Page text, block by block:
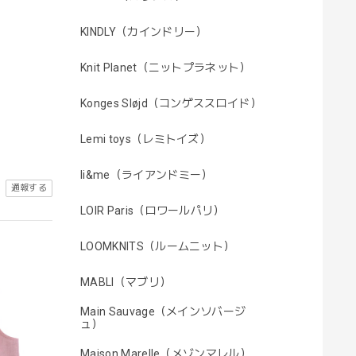
KINDLY（カインドリー）
Knit Planet（ニットプラネット）
Konges Sløjd（コンゲススロイド）
Lemi toys（レミトイズ）
li&me（ライアンドミー）
LOIR Paris（ロワールパリ）
LOOMKNITS（ルームニット）
MABLI（マブリ）
Main Sauvage（メインソバージ
ュ）
通報する